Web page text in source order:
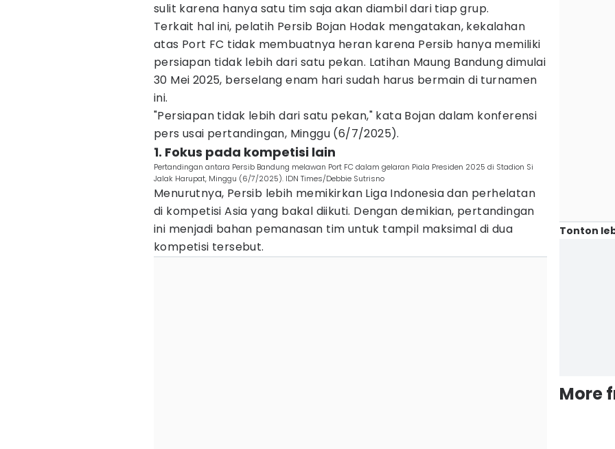
sulit karena hanya satu tim saja akan diambil dari tiap grup.
Terkait hal ini, pelatih Persib Bojan Hodak mengatakan, kekalahan
atas Port FC tidak membuatnya heran karena Persib hanya memiliki
persiapan tidak lebih dari satu pekan. Latihan Maung Bandung dimulai
30 Mei 2025, berselang enam hari sudah harus bermain di turnamen
ini.
"Persiapan tidak lebih dari satu pekan," kata Bojan dalam konferensi
pers usai pertandingan, Minggu (6/7/2025).
1. Fokus pada kompetisi lain
Pertandingan antara Persib Bandung melawan Port FC dalam gelaran Piala Presiden 2025 di Stadion Si
Jalak Harupat, Minggu (6/7/2025). IDN Times/Debbie Sutrisno
Menurutnya, Persib lebih memikirkan Liga Indonesia dan perhelatan
di kompetisi Asia yang bakal diikuti. Dengan demikian, pertandingan
ini menjadi bahan pemanasan tim untuk tampil maksimal di dua
kompetisi tersebut.
Tonton
More